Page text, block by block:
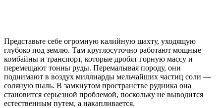
Представьте себе огромную калийную шахту, уходящую
глубоко под землю. Там круглосуточно работают мощные
комбайны и транспорт, которые дробят горную массу и
перемещают тонны руды. Перемалывая породу, они
поднимают в воздух миллиарды мельчайших частиц соли —
соляную пыль. В замкнутом пространстве рудника она
становится серьезной проблемой, поскольку не выводится
естественным путем, а накапливается.